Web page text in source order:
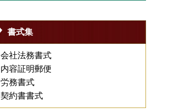
書式集
会社法務書式
内容証明郵便
労務書式
契約書書式